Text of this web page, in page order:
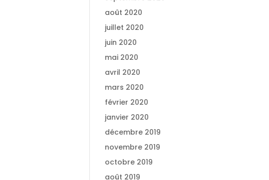
août 2020
juillet 2020
juin 2020
mai 2020
avril 2020
mars 2020
février 2020
janvier 2020
décembre 2019
novembre 2019
octobre 2019
août 2019